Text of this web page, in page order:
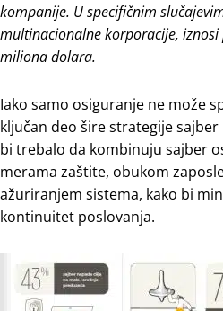
kompanije. U specifičnim
multinacionalne korporacije,
miliona dolara.
Iako samo osiguranje ne može
ključan deo šire strategije
bi trebalo da kombinuju sajber
merama zaštite, obukom
ažuriranjem sistema, kako bi
kontinuitet poslovanja.